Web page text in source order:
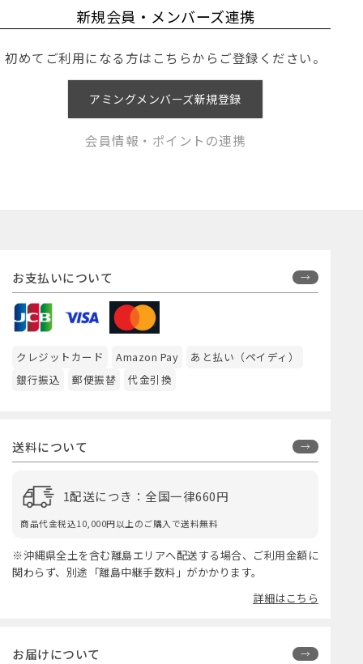
新規会員・メンバーズ連携
初めてご利用になる方はこちらからご登録ください。
アミングメンバーズ新規登録
会員情報・ポイントの連携
お支払いについて
クレジットカード Amazon Pay
あと払い（ペイディ）
銀行振込
郵便振替 代金引換
送料について
1配送につき：全国一律660円
商品代金税込10,000円以上のご購入で送料無料
※沖縄県全土を含む離島エリアへ配送する場合、ご利用金額に
関わらず、別途「離島中継手数料」がかかります。
詳細はこちら
お届けについて